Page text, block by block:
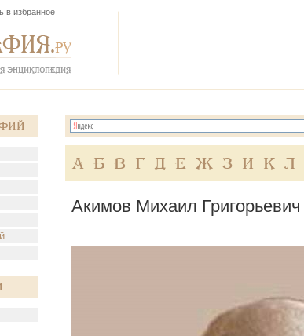
в избранное
А Б В Г Д Е Ж З И К Л
Акимов Михаил Григорьевич